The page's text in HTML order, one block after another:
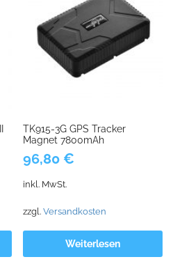
TK915-3G GPS Tracker
Magnet 7800mAh
96,80 €
inkl. MwSt.
zzgl.Versandkosten
Weiterlesen